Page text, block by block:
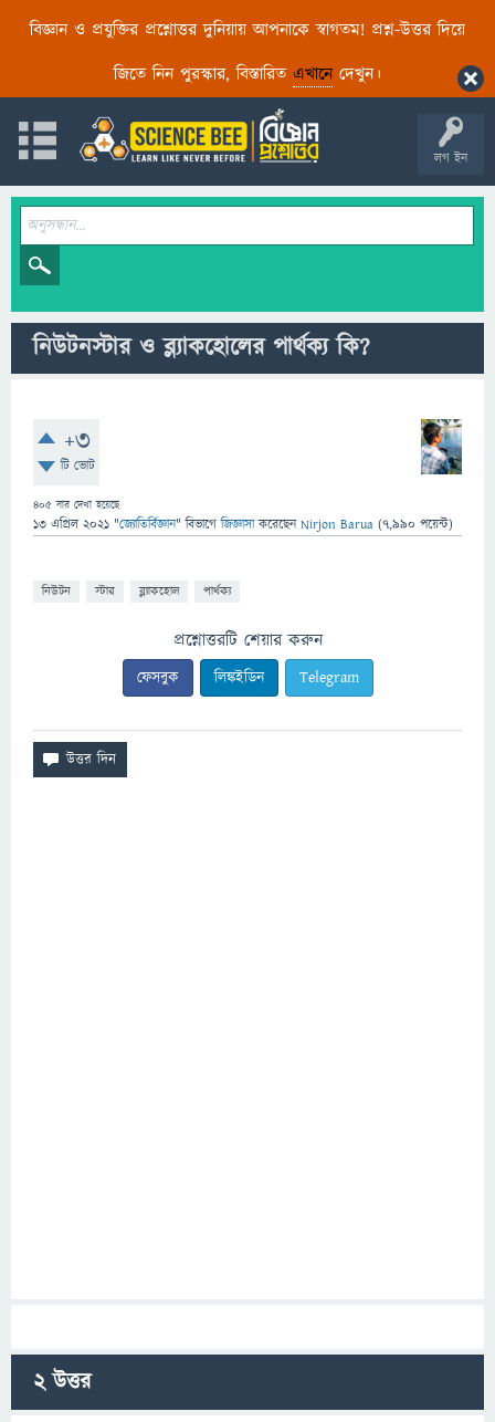
বিজ্ঞান ও প্রযুক্তির প্রশ্নোত্তর দুনিয়ায় আপনাকে স্বাগতম! প্রশ্ন-উত্তর দিয়ে
জিতে নিন পুরস্কার, বিস্তারিত এখানেদেখুন।
লগ ইন
নিউটনস্টার ও ব্ল্যাকহোলের পার্থক্য কি?
+3
টি ভোট
405 বার দেখা হয়েছে
13 এপ্রিল 2021 "জ্যোতির্বিজ্ঞান" বিভাগে জিজ্ঞাসাকরেছেনNirjon Barua (7,990 পয়েন্ট)
নিউটন স্টার ব্ল্যাকহোল পার্থক্য
প্রশ্নোত্তরটি শেয়ার করুন
ফেসবুক লিঙ্কইডিন Telegram
2উত্তর